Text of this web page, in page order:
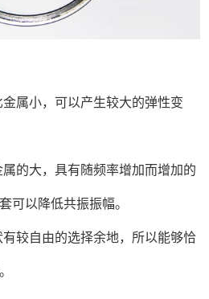
属小，可以产生较大的弹性变
的大，具有随频率增加而增加的
可以降低共振振幅。
较自由的选择余地，所以能够恰